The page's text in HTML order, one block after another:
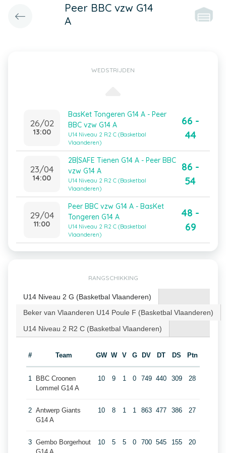
Peer BBC vzw G14
A
WEDSTRIJDEN
26/02
13:00
BasKet Tongeren G14 A - Peer
BBC vzw G14 A
U14 Niveau 2 R2 C (Basketbal
Vlaanderen)
66 -
44
23/04
14:00
2B|SAFE Tienen G14 A - Peer BBC
vzw G14 A
U14 Niveau 2 R2 C (Basketbal
Vlaanderen)
86 -
54
29/04
11:00
Peer BBC vzw G14 A - BasKet
Tongeren G14 A
U14 Niveau 2 R2 C (Basketbal
Vlaanderen)
48 -
69
RANGSCHIKKING
U14 Niveau 2 G (Basketbal Vlaanderen)
Beker van Vlaanderen U14 Poule F (Basketbal Vlaanderen)
U14 Niveau 2 R2 C (Basketbal Vlaanderen)
# Team GW W V G DV DT DS Ptn
1
BBC Croonen
Lommel G14 A
10 9 1 0 749 440 309 28
2 Antwerp Giants
G14 A
10 8 1 1 863 477 386 27
3 Gembo Borgerhout
10 5 5 0 700 545 155 20